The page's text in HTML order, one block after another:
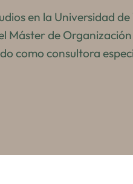
en la Universidad
Máster de
como consultora